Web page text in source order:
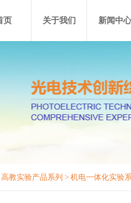
页 关于我们 新闻中心
高教实验产品系列 > 机电一体化实验